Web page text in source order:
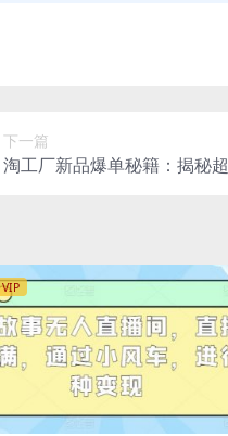
下一篇
淘工厂新品爆单秘籍：揭秘
VIP